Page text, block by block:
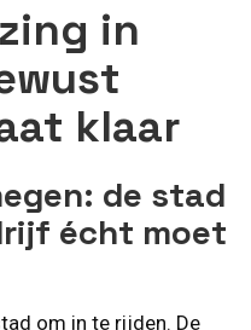
in
klaar
de stad
écht moet
om in te rijden. De